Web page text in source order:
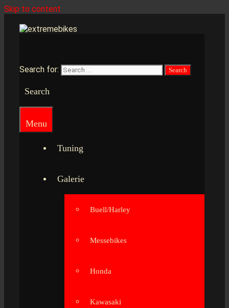
Skip to content
Search for:
Search
Menu
Tuning
Galerie
Buell/Harley
Messebikes
Honda
Kawasaki